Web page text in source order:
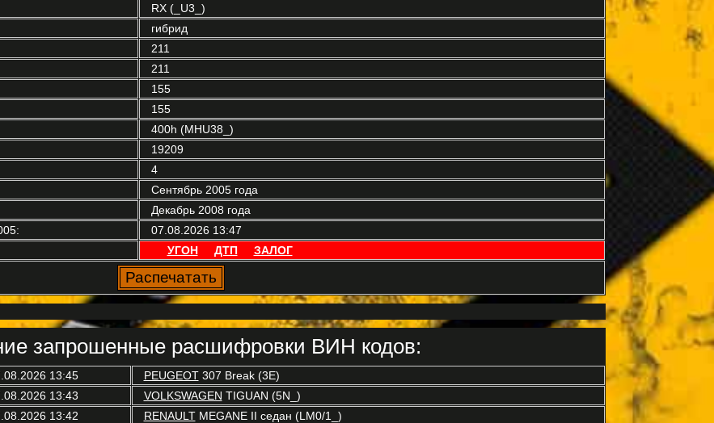
RX (_U3_)
гибрид
211
211
155
155
400h (MHU38_)
19209
4
Сентябрь 2005 года
Декабрь 2008 года
07.08.2026 13:47
УГОН ДТП ЗАЛОГ
запрошенные расшифровки ВИН кодов:
13:45 PEUGEOT307 Break (3E)
13:43 VOLKSWAGEN TIGUAN (5N_)
13:42 RENAULTMEGANE II седан (LM0/1_)